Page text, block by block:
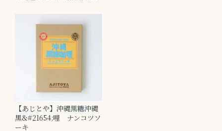
【あじとや】沖縄黒糖沖縄
黒&#21654;哩 ナンコツソ
ーキ